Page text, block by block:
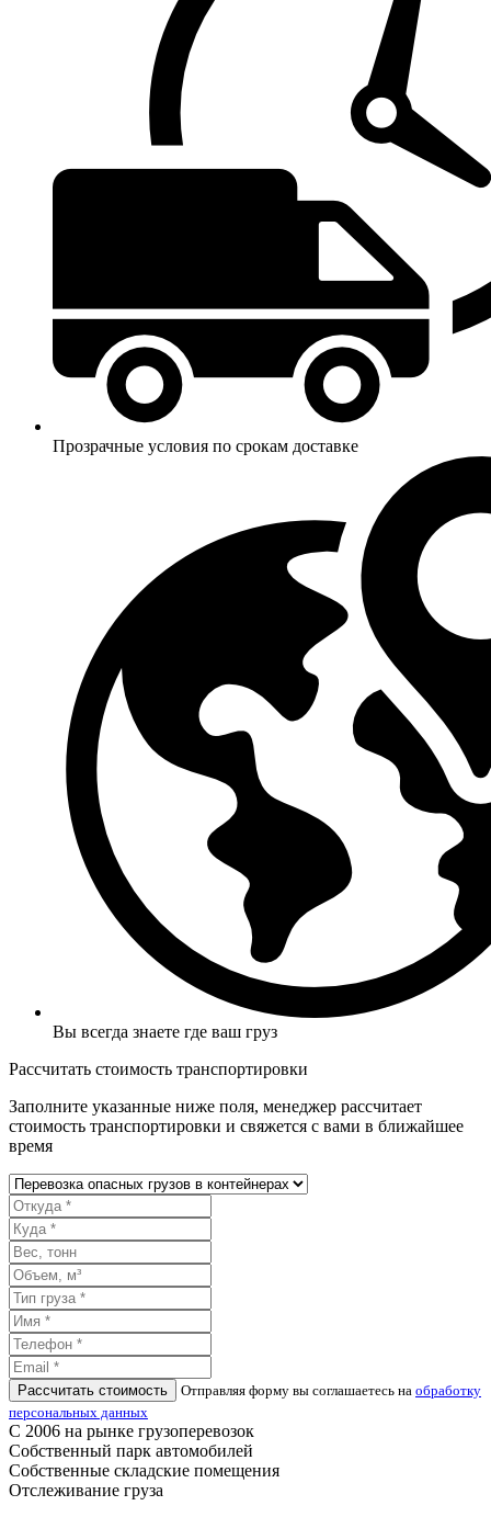
Прозрачные условия по срокам доставке
Вы всегда знаете где ваш груз
Рассчитать стоимость транспортировки
Заполните указанные ниже поля, менеджер рассчитает
стоимость транспортировки и свяжется с вами в ближайшее
время
Рассчитать стоимость Отправляя форму вы соглашаетесь на обработку
персональных данных
С 2006 на рынке грузоперевозок
Собственный парк автомобилей
Собственные складские помещения
Отслеживание груза